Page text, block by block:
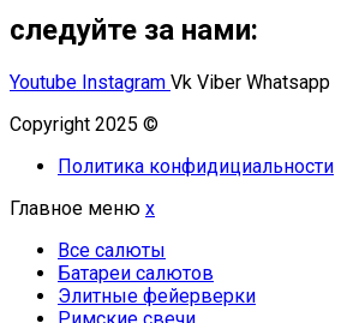
следуйте за нами:
Youtube Instagram Vk Viber Whatsapp
Copyright 2025 ©
Политика конфидициальности
Главное меню x
Все салюты
Батареи салютов
Элитные фейерверки